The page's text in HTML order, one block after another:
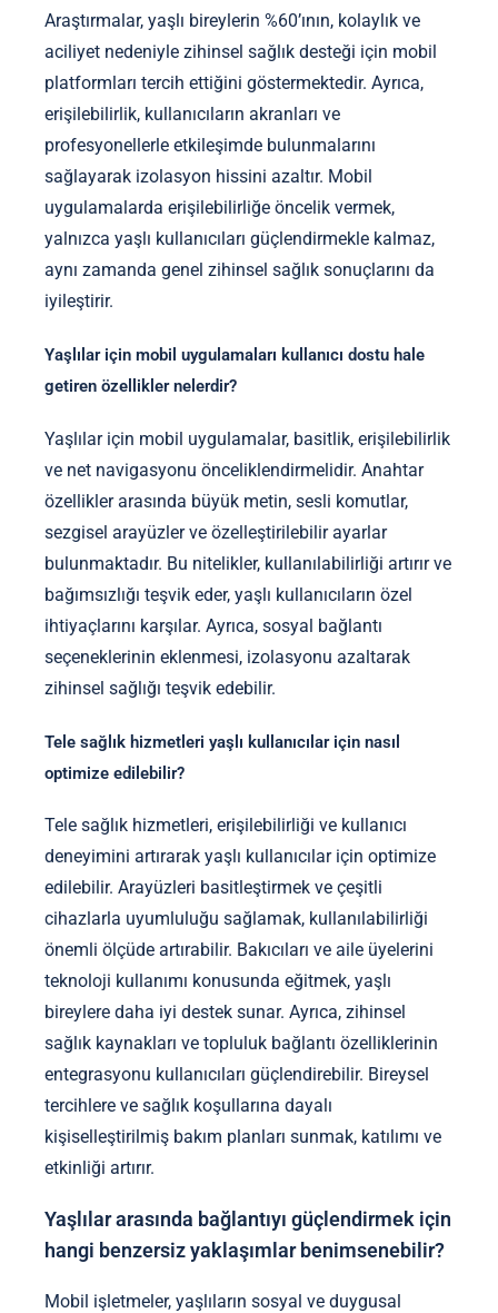
Araştırmalar, yaşlı bireylerin %60’ının, kolaylık ve
aciliyet nedeniyle zihinsel sağlık desteği için mobil
platformları tercih ettiğini göstermektedir. Ayrıca,
erişilebilirlik, kullanıcıların akranları ve
profesyonellerle etkileşimde bulunmalarını
sağlayarak izolasyon hissini azaltır. Mobil
uygulamalarda erişilebilirliğe öncelik vermek,
yalnızca yaşlı kullanıcıları güçlendirmekle kalmaz,
aynı zamanda genel zihinsel sağlık sonuçlarını da
iyileştirir.
Yaşlılar için mobil uygulamaları kullanıcı dostu hale
getiren özellikler nelerdir?
Yaşlılar için mobil uygulamalar, basitlik, erişilebilirlik
ve net navigasyonu önceliklendirmelidir. Anahtar
özellikler arasında büyük metin, sesli komutlar,
sezgisel arayüzler ve özelleştirilebilir ayarlar
bulunmaktadır. Bu nitelikler, kullanılabilirliği artırır ve
bağımsızlığı teşvik eder, yaşlı kullanıcıların özel
ihtiyaçlarını karşılar. Ayrıca, sosyal bağlantı
seçeneklerinin eklenmesi, izolasyonu azaltarak
zihinsel sağlığı teşvik edebilir.
Tele sağlık hizmetleri yaşlı kullanıcılar için nasıl
optimize edilebilir?
Tele sağlık hizmetleri, erişilebilirliği ve kullanıcı
deneyimini artırarak yaşlı kullanıcılar için optimize
edilebilir. Arayüzleri basitleştirmek ve çeşitli
cihazlarla uyumluluğu sağlamak, kullanılabilirliği
önemli ölçüde artırabilir. Bakıcıları ve aile üyelerini
teknoloji kullanımı konusunda eğitmek, yaşlı
bireylere daha iyi destek sunar. Ayrıca, zihinsel
sağlık kaynakları ve topluluk bağlantı özelliklerinin
entegrasyonu kullanıcıları güçlendirebilir. Bireysel
tercihlere ve sağlık koşullarına dayalı
kişiselleştirilmiş bakım planları sunmak, katılımı ve
etkinliği artırır.
Yaşlılar arasında bağlantıyı güçlendirmek için
hangi benzersiz yaklaşımlar benimsenebilir?
Mobil işletmeler, yaşlıların sosyal ve duygusal